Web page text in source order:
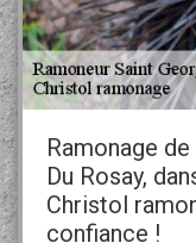
Ramonage
Du Rosay,
Christol
confiance !